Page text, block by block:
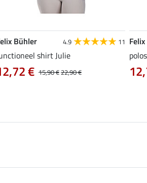
Bühler 4.9 11
shirt Julie
15,90 €22,90 €
€